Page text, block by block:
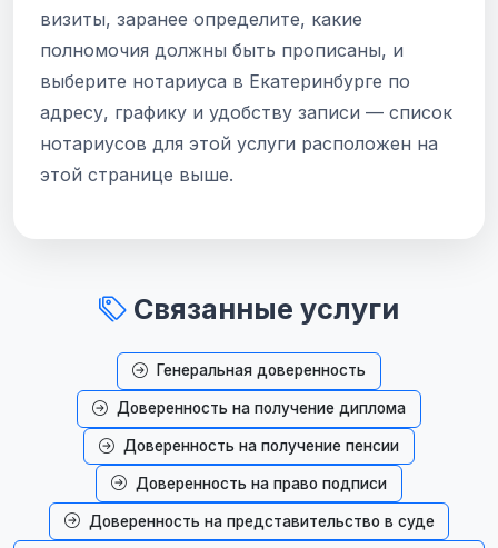
визиты, заранее определите, какие
полномочия должны быть прописаны, и
выберите нотариуса в Екатеринбурге по
адресу, графику и удобству записи — список
нотариусов для этой услуги расположен на
этой странице выше.
Связанные услуги
Генеральная доверенность
Доверенность на получение диплома
Доверенность на получение пенсии
Доверенность на право подписи
Доверенность на представительство в суде